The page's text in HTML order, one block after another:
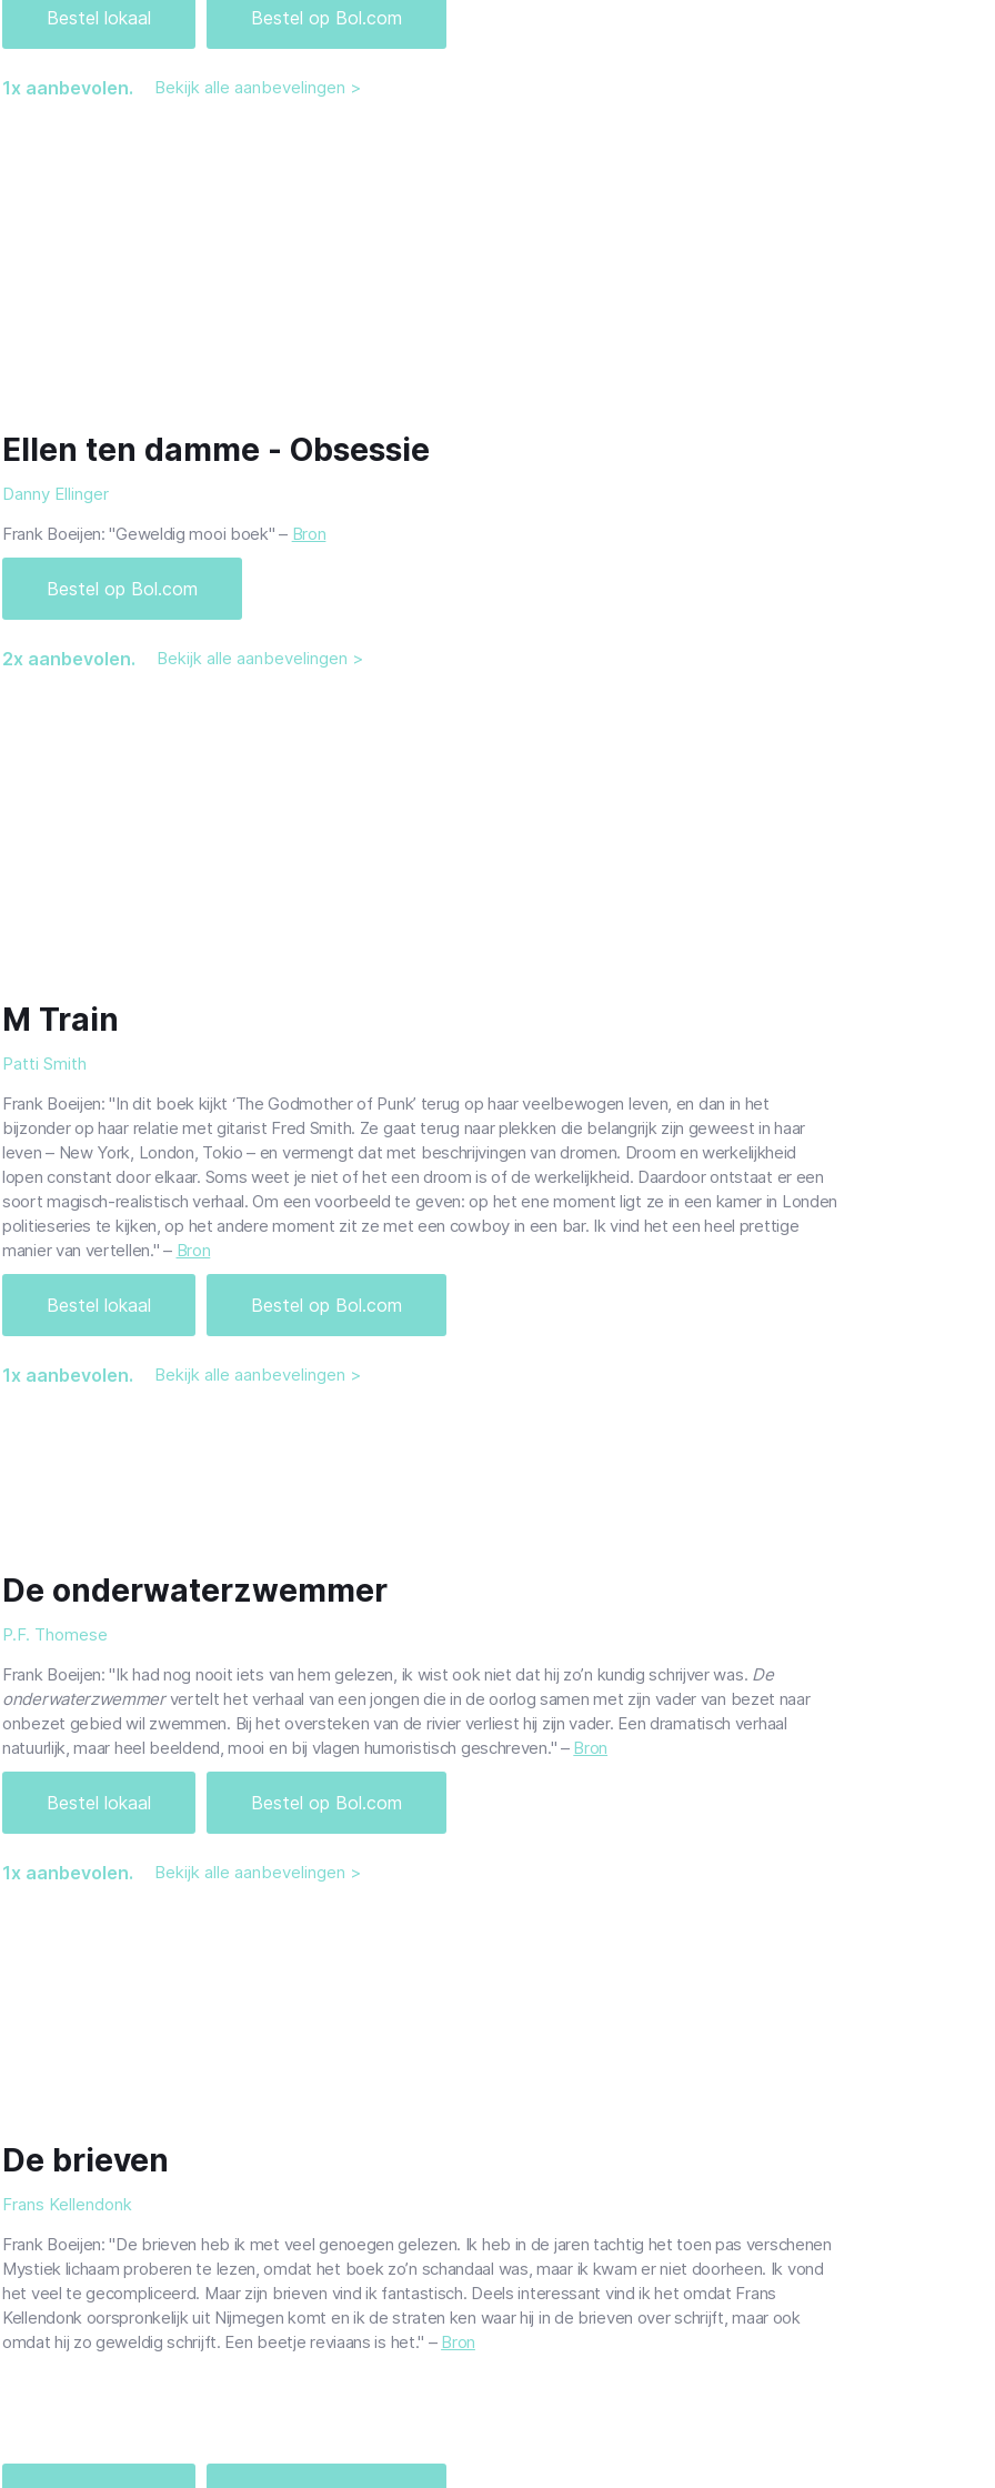
Bestel lokaal Bestel op Bol.com
1x aanbevolen. Bekijk alle aanbevelingen >
Ellen ten damme - Obsessie
Danny Ellinger
Frank Boeijen: "Geweldig mooi boek" – Bron
Bestel op Bol.com
2x aanbevolen. Bekijk alle aanbevelingen >
M Train
Patti Smith
Frank Boeijen: "In dit boek kijkt ‘The Godmother of Punk’ terug op haar veelbewogen leven, en dan in het
bijzonder op haar relatie met gitarist Fred Smith. Ze gaat terug naar plekken die belangrijk zijn geweest in haar
leven – New York, London, Tokio – en vermengt dat met beschrijvingen van dromen. Droom en werkelijkheid
lopen constant door elkaar. Soms weet je niet of het een droom is of de werkelijkheid. Daardoor ontstaat er een
soort magisch-realistisch verhaal. Om een voorbeeld te geven: op het ene moment ligt ze in een kamer in Londen
politieseries te kijken, op het andere moment zit ze met een cowboy in een bar. Ik vind het een heel prettige
manier van vertellen." – Bron
Bestel lokaal Bestel op Bol.com
1x aanbevolen. Bekijk alle aanbevelingen >
De onderwaterzwemmer
P.F. Thomese
Frank Boeijen: "Ik had nog nooit iets van hem gelezen, ik wist ook niet dat hij zo’n kundig schrijver was. De
onderwaterzwemmervertelt het verhaal van een jongen die in de oorlog samen met zijn vader van bezet naar
onbezet gebied wil zwemmen. Bij het oversteken van de rivier verliest hij zijn vader. Een dramatisch verhaal
natuurlijk, maar heel beeldend, mooi en bij vlagen humoristisch geschreven." – Bron
Bestel lokaal Bestel op Bol.com
1x aanbevolen. Bekijk alle aanbevelingen >
De brieven
Frans Kellendonk
Frank Boeijen: "De brieven heb ik met veel genoegen gelezen. Ik heb in de jaren tachtig het toen pas verschenen
Mystiek lichaam proberen te lezen, omdat het boek zo’n schandaal was, maar ik kwam er niet doorheen. Ik vond
het veel te gecompliceerd. Maar zijn brieven vind ik fantastisch. Deels interessant vind ik het omdat Frans
Kellendonk oorspronkelijk uit Nijmegen komt en ik de straten ken waar hij in de brieven over schrijft, maar ook
omdat hij zo geweldig schrijft. Een beetje reviaans is het." – Bron